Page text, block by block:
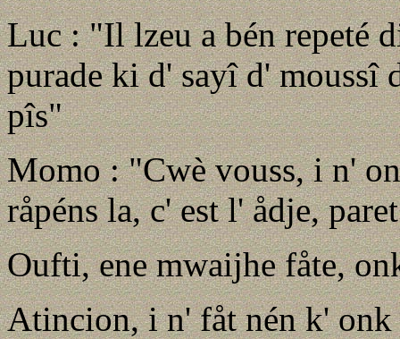
Luc : "Il lzeu a bén repeté
purade ki d' sayî d' moussî
pîs"
Momo : "Cwè vouss, i n'
råpéns la, c' est l' ådje,
Oufti, ene mwaijhe fåte,
Atincion, i n' fåt nén k'